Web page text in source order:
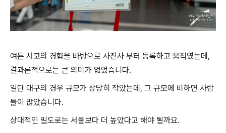
여튼 서코의 경험을 바탕으로 사진사 부터 등록하고 움직였는데,
결과론적으로는 큰 의미가 없었습니다.
일단 대구의 경우 규모가 상당히 작았는데, 그 규모에 비하면 사람
들이 많았습니다.
상대적인 밀도로는 서울보다 더 높았다고 해야 될까요.